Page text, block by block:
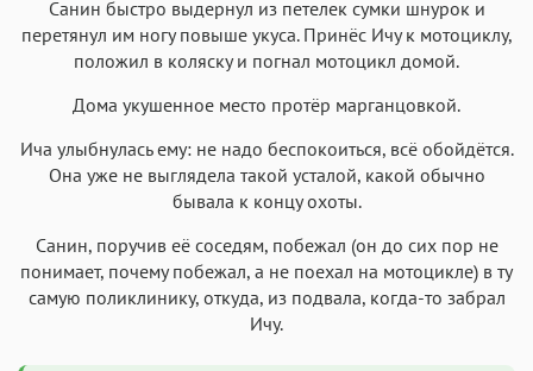
Санин быстро выдернул из петелек сумки шнурок и
перетянул им ногу повыше укуса. Принёс Ичу к мотоциклу,
положил в коляску и погнал мотоцикл домой.
Дома укушенное место протёр марганцовкой.
Ича улыбнулась ему: не надо беспокоиться, всё обойдётся.
Она уже не выглядела такой усталой, какой обычно
бывала к концу охоты.
Санин, поручив её соседям, побежал (он до сих пор не
понимает, почему побежал, а не поехал на мотоцикле) в ту
самую поликлинику, откуда, из подвала, когда-то забрал
Ичу.